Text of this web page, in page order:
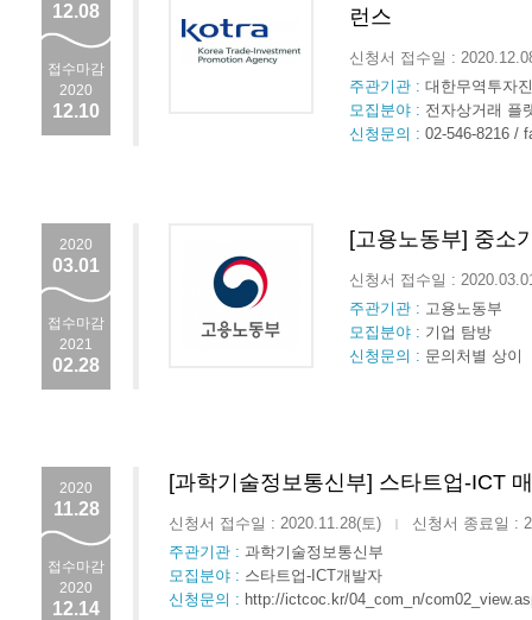
12.08
접수마감
2020
12.10
런스
신청서 접수일 :
주관기관 : 대한무역투자
모집분야 : 전자상거래 플
신청문의 : 02-546-8216 /
2020
03.01
접수마감
2021
02.28
[고용노동부] 중소
신청서 접수일 :
주관기관 : 고용노동부
모집분야 : 기업 탐방
신청문의 : 문의처별 상이
2020
11.28
접수마감
2020
12.14
[과학기술정보통신부] 스타트업-ICT
신청서 접수일 : 2020.11.28(토) |
신청서 종료일 :
주관기관 : 과학기술정보통신부
모집분야 : 스타트업-ICT개발자
신청문의 : http://ictcoc.kr/04_com_n/